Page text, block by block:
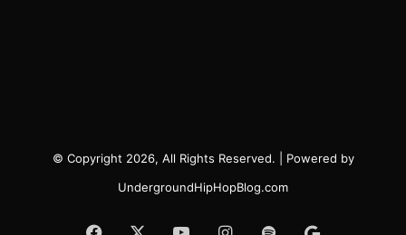
© Copyright 2026, All Rights Reserved. | Powered by
UndergroundHipHopBlog.com